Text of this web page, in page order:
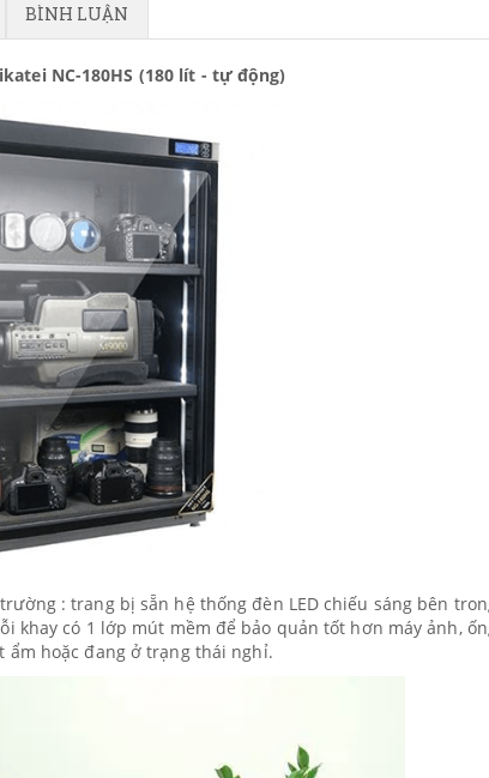
BÌNH LUẬN
NC-180HS (180 lít - tự động)
: trang bị sẵn hệ thống đèn LED chiếu sáng bên
khay có 1 lớp mút mềm để bảo quản tốt hơn máy ảnh,
hoặc đang ở trạng thái nghỉ.